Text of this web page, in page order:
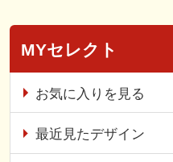
MYセレクト
お気に入りを見る
最近見たデザイン